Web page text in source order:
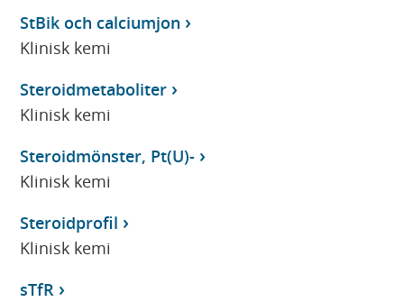
StBik och calciumjon
Klinisk kemi
Steroidmetaboliter
Klinisk kemi
Steroidmönster, Pt(U)-
Klinisk kemi
Steroidprofil
Klinisk kemi
sTfR